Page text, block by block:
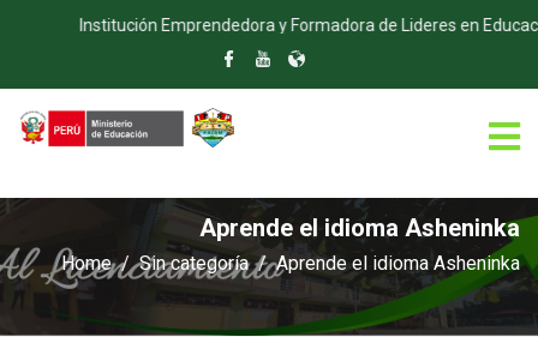
Institución Emprendedora y Formadora de Lideres en Educación
Aprende el idioma Asheninka
Home Sin categoría Aprende el idioma Asheninka